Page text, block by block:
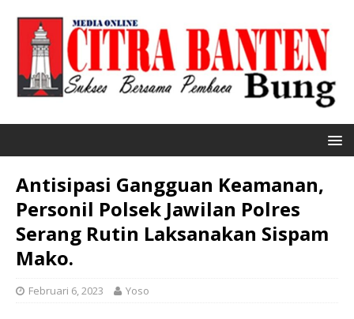
Antisipasi Gangguan Keamanan,
Personil Polsek Jawilan Polres
Serang Rutin Laksanakan Sispam
Mako.
Februari 6, 2023 Yoso